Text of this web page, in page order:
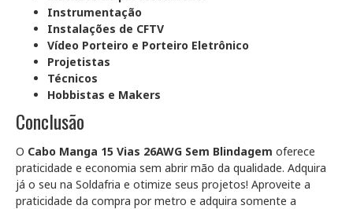
Instrumentação
Instalações de CFTV
Vídeo Porteiro e Porteiro Eletrônico
Projetistas
Técnicos
Hobbistas e Makers
Conclusão
O Cabo Manga 15 Vias 26AWG Sem Blindagem oferece
praticidade e economia sem abrir mão da qualidade. Adquira
já o seu na Soldafria e otimize seus projetos! Aproveite a
praticidade da compra por metro e adquira somente a